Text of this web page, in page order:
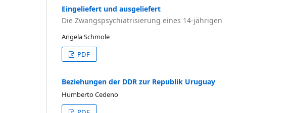
Eingeliefert und ausgeliefert
Die Zwangspsychiatrisierung eines 14-jährigen
Angela Schmole
PDF
Beziehungen der DDR zur Republik Uruguay
Humberto Cedeno